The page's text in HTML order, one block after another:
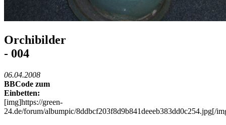
Orchibilder
- 004
06.04.2008
BBCode zum
Einbetten:
[img]https://green-
24.de/forum/albumpic/8ddbcf203f8d9b841deeeb383dd0c254.jpg[/